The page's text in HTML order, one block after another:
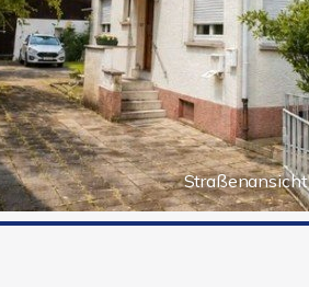
Straßenansicht